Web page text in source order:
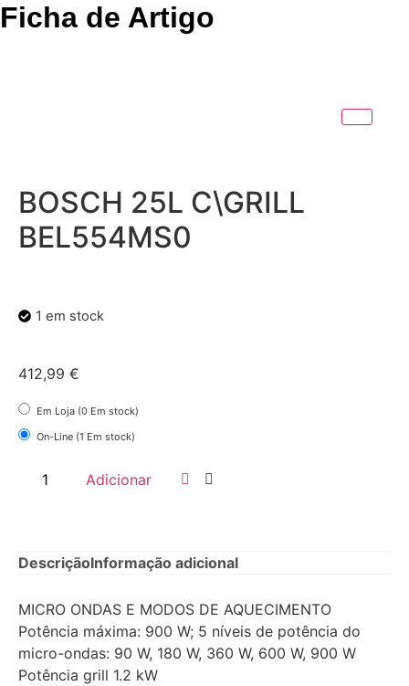
Ficha de Artigo
BOSCH 25L C\GRILL
BEL554MS0
1 em stock
412,99 €
Em Loja (0 Em stock)
On-Line (1 Em stock)
Adicionar
DescriçãoInformação adicional
MICRO ONDAS E MODOS DE AQUECIMENTO
Potência máxima: 900 W; 5 níveis de potência do
micro-ondas: 90 W, 180 W, 360 W, 600 W, 900 W
Potência grill 1.2 kW